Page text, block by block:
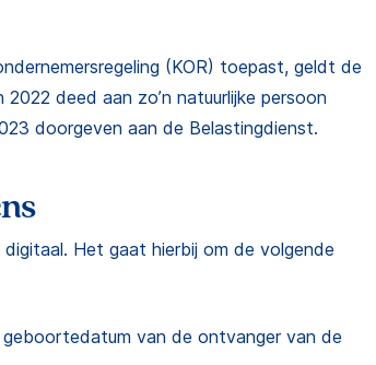
(KOR) toepast, geldt de
deed aan zo’n natuurlijke persoon
doorgeven aan de Belastingdienst.
Het gaat hierbij om de volgende
van de ontvanger van de